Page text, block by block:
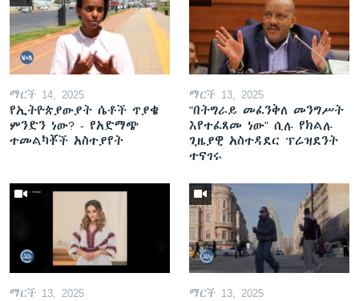
ማርች 14, 2025
የኢትዮጵያውያት ሴቶች ጥያቄ
ምንድን ነው? - የአድማጭ
ተመልካቾች አስተያየት
ማርች 13, 2025
"በትግራይ መፈንቅለ መንግሥት
እየተፈጸመ ነው" ሲሉ የክልሉ
ጊዜያዊ አስተዳደር ፕሬዝደንት
ተናገሩ
ማርች 13, 2025 ማርች 13, 2025